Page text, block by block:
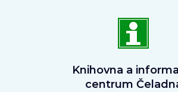
Knihovna a
centrum